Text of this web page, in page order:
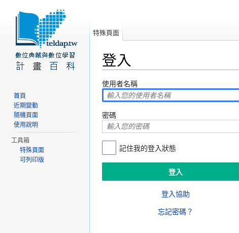
登入
使用者名稱
密碼
記住我的登入狀態
登入協助
忘記密碼？
特殊頁面
首頁
近期變動
隨機頁面
使用說明
工具箱
特殊頁面
可列印版